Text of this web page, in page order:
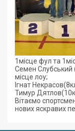
1місце фул та
Семен Слубський
місце лоу;
Ігнат
Тимур
Вітаємо
нових яскравих